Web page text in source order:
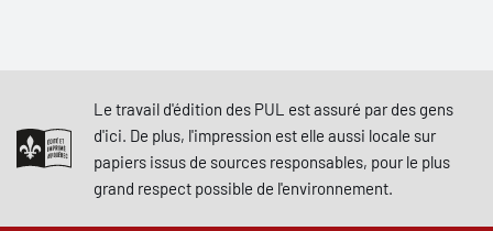
Le travail d'édition des PUL est assuré par des gens
d'ici. De plus, l'impression est elle aussi locale sur
papiers issus de sources responsables, pour le plus
grand respect possible de l'environnement.